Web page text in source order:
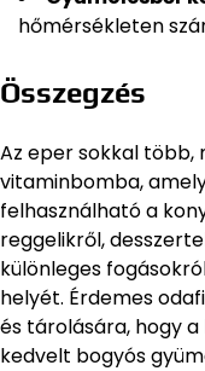
hőmérsékleten
Összegzés
Az eper sokkal több,
vitaminbomba,
felhasználható a
reggelikről,
különleges
helyét. Érdemes
és tárolására, hogy
kedvelt bogyós